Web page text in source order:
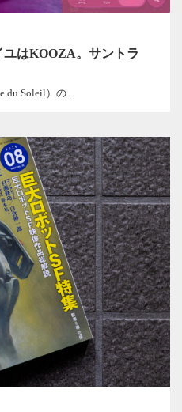
はKOOZA。サントラ
du Soleil）の...